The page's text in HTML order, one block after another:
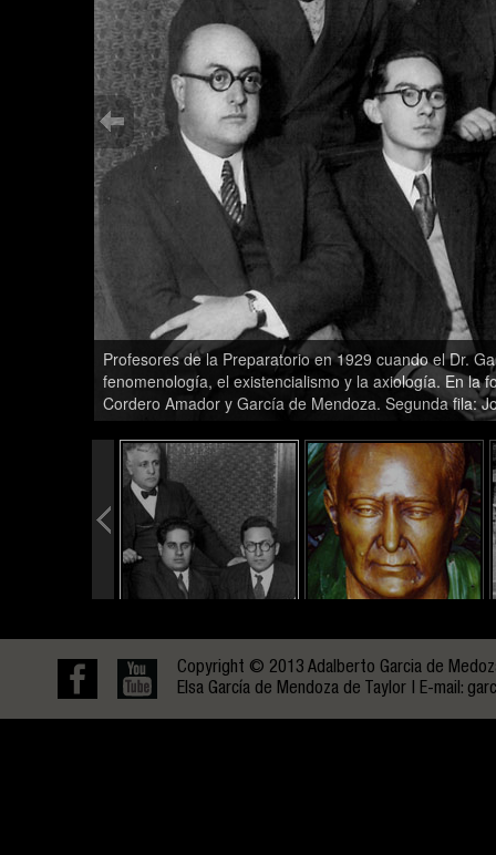
Profesores de la Preparatorio en 1929 cuando el Dr.
fenomenología, el existencialismo y la axiología. En la
Cordero Amador y García de Mendoza. Segunda fila:
Copyright © 2013 Adalberto Garcia de
Elsa García de Mendoza de Taylor | E-mail: